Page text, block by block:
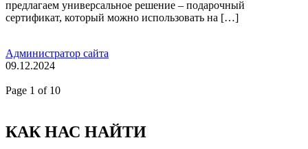
предлагаем универсальное решение – подарочный
сертификат, который можно использовать на […]
Администратор сайта
09.12.2024
Page 1 of 10
КАК НАС НАЙТИ